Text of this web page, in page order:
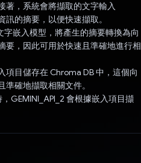
著，系統會將擷取的文字輸入
的摘要，以便快速擷取。
嵌入模型，將產生的摘要轉換為向
要，因此可用於快速且準確地進行相
目儲存在 Chroma DB 中，這個向
確地擷取相關文件。
GEMINI_API_2 會根據嵌入項目擷